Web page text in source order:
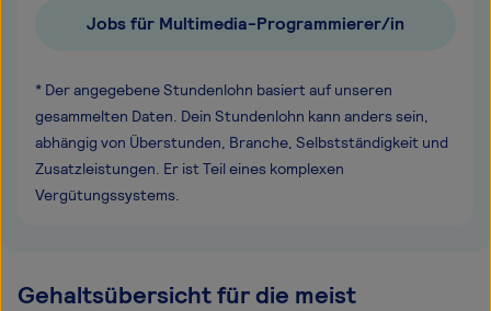
Jobs für Multimedia-Programmierer/in
* Der angegebene Stundenlohn basiert auf unseren
gesammelten Daten. Dein Stundenlohn kann anders sein,
abhängig von Überstunden, Branche, Selbstständigkeit und
Zusatzleistungen. Er ist Teil eines komplexen
Vergütungssystems.
Gehaltsübersicht für die meist